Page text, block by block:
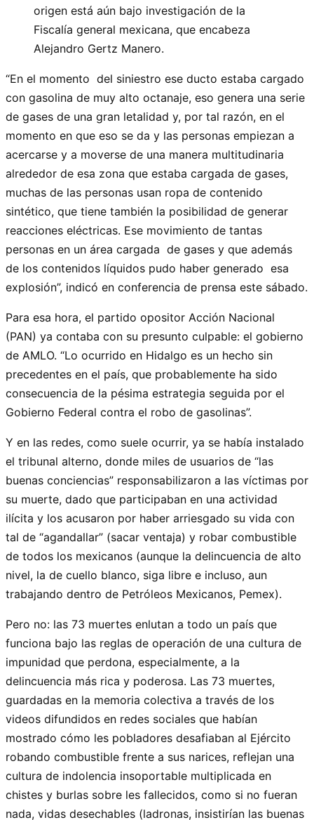
origen está aún bajo investigación de la
Fiscalía general mexicana, que encabeza
Alejandro Gertz Manero.
“En el momento del siniestro ese ducto estaba cargado
con gasolina de muy alto octanaje, eso genera una serie
de gases de una gran letalidad y, por tal razón, en el
momento en que eso se da y las personas empiezan a
acercarse y a moverse de una manera multitudinaria
alrededor de esa zona que estaba cargada de gases,
muchas de las personas usan ropa de contenido
sintético, que tiene también la posibilidad de generar
reacciones eléctricas. Ese movimiento de tantas
personas en un área cargada de gases y que además
de los contenidos líquidos pudo haber generado esa
explosión”, indicó en conferencia de prensa este sábado.
Para esa hora, el partido opositor Acción Nacional
(PAN) ya contaba con su presunto culpable: el gobierno
de AMLO. “Lo ocurrido en Hidalgo es un hecho sin
precedentes en el país, que probablemente ha sido
consecuencia de la pésima estrategia seguida por el
Gobierno Federal contra el robo de gasolinas”.
Y en las redes, como suele ocurrir, ya se había instalado
el tribunal alterno, donde miles de usuarios de “las
buenas conciencias” responsabilizaron a las víctimas por
su muerte, dado que participaban en una actividad
ilícita y los acusaron por haber arriesgado su vida con
tal de “agandallar” (sacar ventaja) y robar combustible
de todos los mexicanos (aunque la delincuencia de alto
nivel, la de cuello blanco, siga libre e incluso, aun
trabajando dentro de Petróleos Mexicanos, Pemex).
Pero no: las 73 muertes enlutan a todo un país que
funciona bajo las reglas de operación de una cultura de
impunidad que perdona, especialmente, a la
delincuencia más rica y poderosa. Las 73 muertes,
guardadas en la memoria colectiva a través de los
videos difundidos en redes sociales que habían
mostrado cómo les pobladores desafiaban al Ejército
robando combustible frente a sus narices, reflejan una
cultura de indolencia insoportable multiplicada en
chistes y burlas sobre les fallecidos, como si no fueran
nada, vidas desechables (ladronas, insistirían las buenas